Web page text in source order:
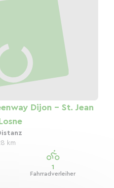
Dijon - St. Jean
km
1
Fahrradverleiher